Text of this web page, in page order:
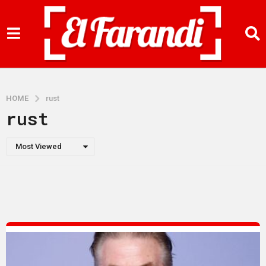
HOME rust
rust
Most Viewed